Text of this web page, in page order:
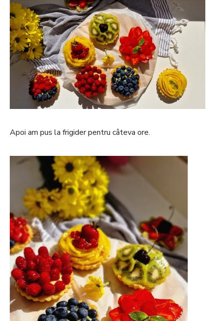
Apoi am pus la frigider pentru câteva ore.